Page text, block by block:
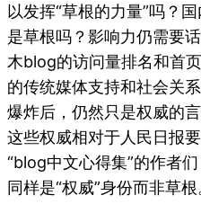
以发挥“草根的力量”吗？
是草根吗？影响力仍需要
木blog的访问量排名和首
的传统媒体支持和社会关
爆炸后，仍然只是权威的
这些权威相对于人民日报
“blog中文心得集”的作者
同样是“权威”身份而非草根